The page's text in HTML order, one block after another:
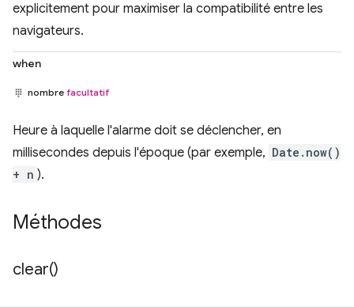
explicitement pour maximiser la compatibilité entre les
navigateurs.
when
nombre facultatif
Heure à laquelle l'alarme doit se déclencher, en
millisecondes depuis l'époque (par exemple, Date.now()
+ n ).
Méthodes
clear()